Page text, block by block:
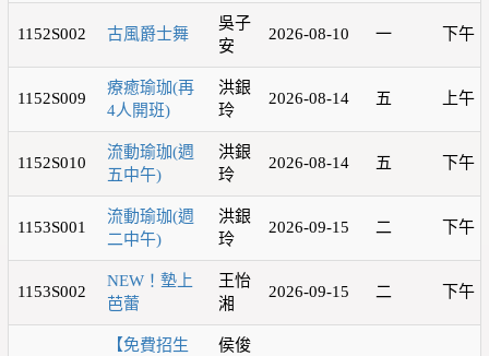
1152S002 古風爵士舞
吳子
安
2026-08-10 一 下午
1152S009
療癒瑜珈(再
4人開班)
洪銀
玲
2026-08-14 五 上午
1152S010
流動瑜珈(週
五中午)
洪銀
玲
2026-08-14 五 下午
1153S001
流動瑜珈(週
二中午)
洪銀
玲
2026-09-15 二 下午
1153S002
NEW！墊上
芭蕾
王怡
湘
2026-09-15 二 下午
【免費招生
侯俊